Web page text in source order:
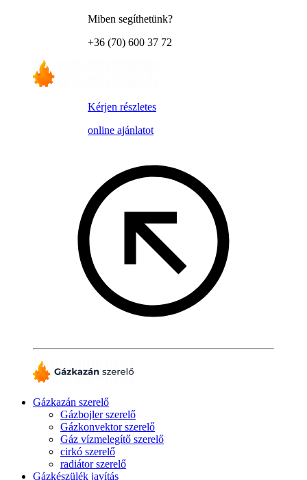
Miben segíthetünk?
+36 (70) 600 37 72
Kérjen részletes
online ajánlatot
Gázkazán szerelő
Gázbojler szerelő
Gázkonvektor szerelő
Gáz vízmelegítő szerelő
cirkó szerelő
radiátor szerelő
Gázkészülék javítás